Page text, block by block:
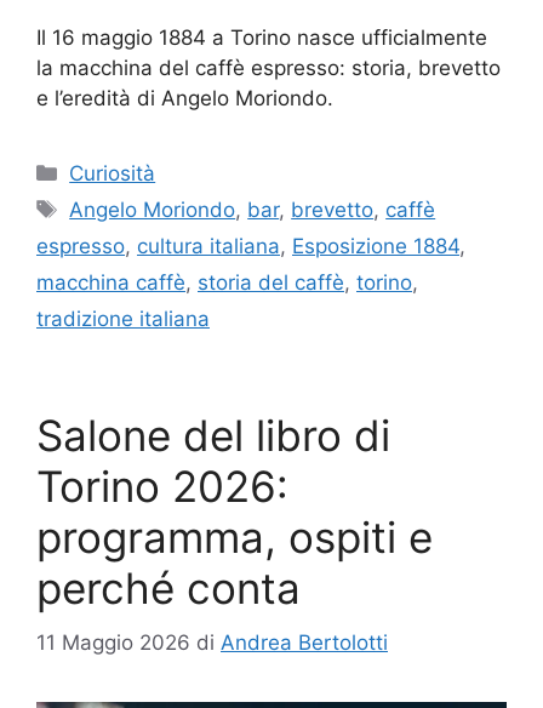
Il 16 maggio 1884 a Torino nasce ufficialmente
la macchina del caffè espresso: storia, brevetto
e l’eredità di Angelo Moriondo.
Categorie
Curiosità
Tag
Angelo Moriondo, bar, brevetto, caffè
espresso, cultura italiana, Esposizione 1884,
macchina caffè, storia del caffè, torino,
tradizione italiana
Salone del libro di
Torino 2026:
programma, ospiti e
perché conta
11 Maggio 2026 di Andrea Bertolotti